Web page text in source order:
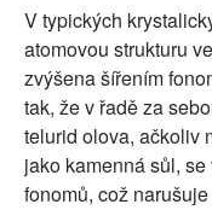
V typických
atomovou strukturu
zvýšena šířením
tak, že v řadě za
telurid olova, ačkoliv
jako kamenná sůl,
fonomů, což